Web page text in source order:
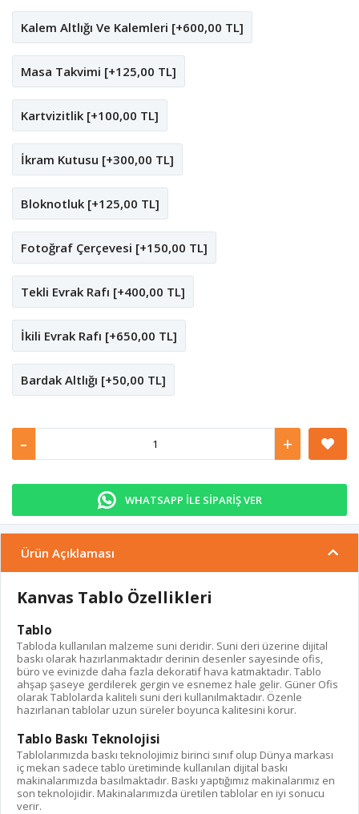
Kalem Altlığı Ve Kalemleri [+600,00 TL]
Masa Takvimi [+125,00 TL]
Kartvizitlik [+100,00 TL]
İkram Kutusu [+300,00 TL]
Bloknotluk [+125,00 TL]
Fotoğraf Çerçevesi [+150,00 TL]
Tekli Evrak Rafı [+400,00 TL]
İkili Evrak Rafı [+650,00 TL]
Bardak Altlığı [+50,00 TL]
- +
WHATSAPP İLE SİPARİŞ VER
Ürün Açıklaması
Kanvas Tablo Özellikleri
Tablo
Tabloda kullanılan malzeme suni deridir. Suni deri üzerine dijital
baskı olarak hazırlanmaktadır derinin desenler sayesinde ofis,
büro ve evinizde daha fazla dekoratif hava katmaktadır. Tablo
ahşap şaseye gerdilerek gergin ve esnemez hale gelir. Güner Ofis
olarak Tablolarda kaliteli suni deri kullanılmaktadır. Özenle
hazırlanan tablolar uzun süreler boyunca kalitesini korur.
Tablo Baskı Teknolojisi
Tablolarımızda baskı teknolojimiz birinci sınıf olup Dünya markası
iç mekan sadece tablo üretiminde kullanılan dijital baskı
makinalarımızda basılmaktadır. Baskı yaptığımız makinalarımız en
son teknolojidir. Makinalarımızda üretilen tablolar en iyi sonucu
verir.